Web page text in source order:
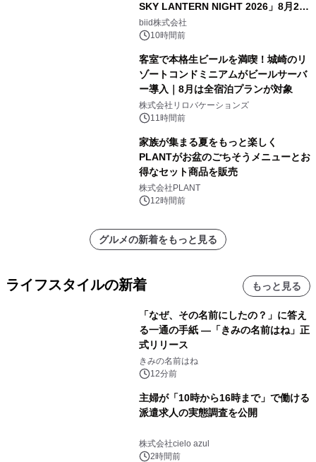
SKY LANTERN NIGHT 2026」8月22
日(土)振替開催＆受付スタート！
biid株式会社
10時間前
客室で本格生ビールを満喫！城崎のリ
ゾートコンドミニアムがビールサーバ
ー導入｜8月は全宿泊プランが対象
株式会社リロバケーションズ
11時間前
家族が集まる夏をもっと楽しく
PLANTがお盆のごちそうメニューとお
得なセット商品を販売
株式会社PLANT
12時間前
グルメの新着をもっと見る
ライフスタイルの新着 もっと見る
「なぜ、その名前にしたの？」に答え
る一通の手紙 ―「きみの名前はね」正
式リリース
きみの名前はね
12分前
主婦が「10時から16時まで」で働ける
派遣求人の実態調査を公開
株式会社cielo azul
2時間前